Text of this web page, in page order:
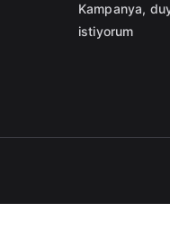
Kampanya,
istiyorum